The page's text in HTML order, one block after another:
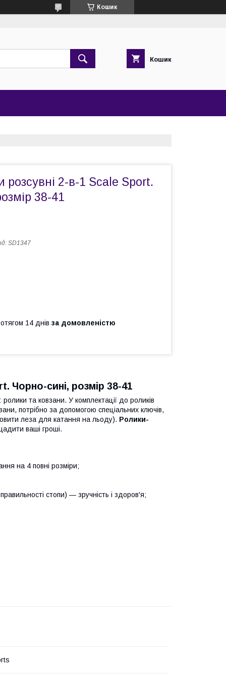
Кошик
Кошик
розсувні 2-в-1 Scale Sport.
38-41
SD1347
14 днів за домовленістю
Чорно-сині, розмір 38-41
та ковзани. У комплектації до роликів
потрібно за допомогою спеціальних ключів,
леза для катання на льоду). Ролики-
ваші гроші.
на 4 повні розміри;
стопи) — зручність і здоров'я;